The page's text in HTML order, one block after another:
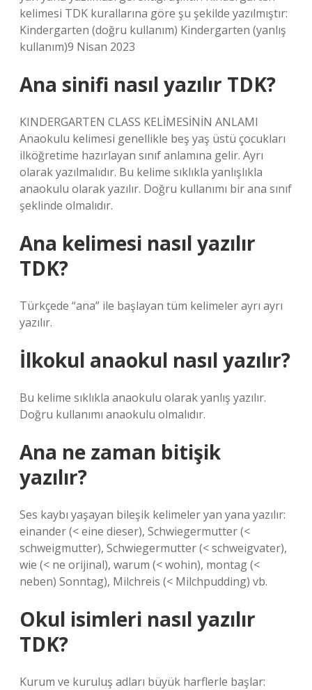
kelimesi TDK kurallarına göre şu şekilde yazılmıştır:
Kindergarten (doğru kullanım) Kindergarten (yanlış
kullanım)9 Nisan 2023
Ana sinifi nasıl yazılır TDK?
KINDERGARTEN CLASS KELİMESİNİN ANLAMI
Anaokulu kelimesi genellikle beş yaş üstü çocukları
ilköğretime hazırlayan sınıf anlamına gelir. Ayrı
olarak yazılmalıdır. Bu kelime sıklıkla yanlışlıkla
anaokulu olarak yazılır. Doğru kullanımı bir ana sınıf
şeklinde olmalıdır.
Ana kelimesi nasıl yazılır
TDK?
Türkçede “ana” ile başlayan tüm kelimeler ayrı ayrı
yazılır.
İlkokul anaokul nasıl yazılır?
Bu kelime sıklıkla anaokulu olarak yanlış yazılır.
Doğru kullanımı anaokulu olmalıdır.
Ana ne zaman bitişik
yazılır?
Ses kaybı yaşayan bileşik kelimeler yan yana yazılır:
einander (< eine dieser), Schwiegermutter (<
schweigmutter), Schwiegermutter (< schweigvater),
wie (< ne orijinal), warum (< wohin), montag (<
neben) Sonntag), Milchreis (< Milchpudding) vb.
Okul isimleri nasıl yazılır
TDK?
Kurum ve kuruluş adları büyük harflerle başlar: